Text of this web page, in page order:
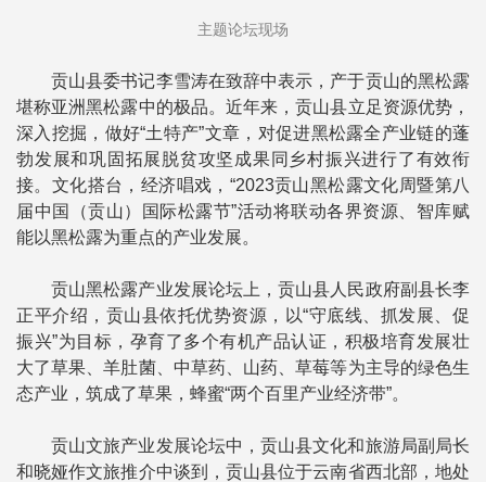
主题论坛现场
贡山县委书记李雪涛在致辞中表示，产于贡山的黑松露
堪称亚洲黑松露中的极品。近年来，贡山县立足资源优势，
深入挖掘，做好“土特产”文章，对促进黑松露全产业链的蓬
勃发展和巩固拓展脱贫攻坚成果同乡村振兴进行了有效衔
接。文化搭台，经济唱戏，“2023贡山黑松露文化周暨第八
届中国（贡山）国际松露节”活动将联动各界资源、智库赋
能以黑松露为重点的产业发展。
贡山黑松露产业发展论坛上，贡山县人民政府副县长李
正平介绍，贡山县依托优势资源，以“守底线、抓发展、促
振兴”为目标，孕育了多个有机产品认证，积极培育发展壮
大了草果、羊肚菌、中草药、山药、草莓等为主导的绿色生
态产业，筑成了草果，蜂蜜“两个百里产业经济带”。
贡山文旅产业发展论坛中，贡山县文化和旅游局副局长
和晓娅作文旅推介中谈到，贡山县位于云南省西北部，地处